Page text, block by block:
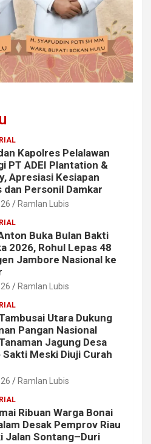
Kapolres Pelalawan
PT ADEI Plantation &
Apresiasi Kesiapan
dan Personil Damkar
Ramlan Lubis
Buka Bulan Bakti
2026, Rohul Lepas 48
Jambore Nasional ke
Ramlan Lubis
Utara Dukung
Pangan Nasional
Jagung Desa
Sakti Meski Diuji Curah
Ramlan Lubis
Ribuan Warga Bonai
Desak Pemprov Riau
Jalan Sontang–Duri